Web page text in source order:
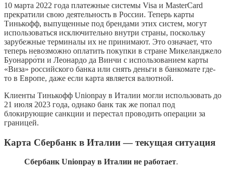
10 марта 2022 года платежные системы Visa и MasterCard
прекратили свою деятельность в России. Теперь карты
Тинькофф, выпущенные под брендами этих систем, могут
использоваться исключительно внутри страны, поскольку
зарубежные терминалы их не принимают. Это означает, что
теперь невозможно оплатить покупки в стране Микеланджело
Буонарро́ти и Леонардо да Винчи с использованием карты
«Виза» российского банка или снять деньги в банкомате где-
то в Европе, даже если карта является валютной.
Клиенты Тинькофф Unionpay в Италии могли использовать до
21 июля 2023 года, однако банк так же попал под
блокирующие санкции и перестал проводить операции за
границей.
Карта Сбербанк в Италии — текущая ситуация
Сбербанк Unionpay в Италии не работает.